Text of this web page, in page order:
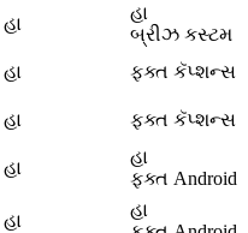
હા
હા
બ્રીઝ કસ્ટમ
હા
ફક્ત કૅપ્શન્સ
હા
ફક્ત કૅપ્શન્સ
હા
હા
ફક્ત Android
હા
હા